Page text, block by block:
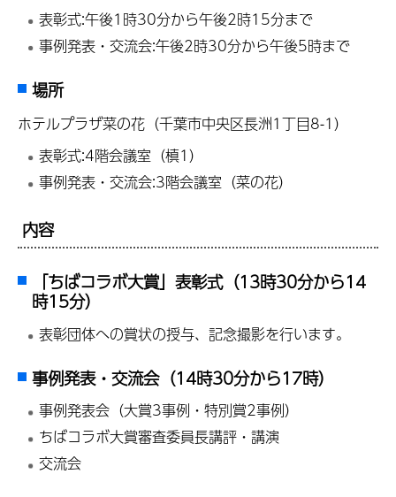
表彰式:午後1時30分から午後2時15分まで
事例発表・交流会:午後2時30分から午後5時まで
場所
ホテルプラザ菜の花（千葉市中央区長洲1丁目8-1）
表彰式:4階会議室（槙1）
事例発表・交流会:3階会議室（菜の花）
内容
「ちばコラボ大賞」表彰式（13時30分から14
時15分）
表彰団体への賞状の授与、記念撮影を行います。
事例発表・交流会（14時30分から17時）
事例発表会（大賞3事例・特別賞2事例）
ちばコラボ大賞審査委員長講評・講演
交流会